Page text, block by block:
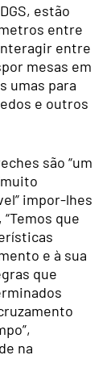
estão
entre
entre
mesas em
umas para
e outros
são “um
impor-lhes
que
e à sua
que
na